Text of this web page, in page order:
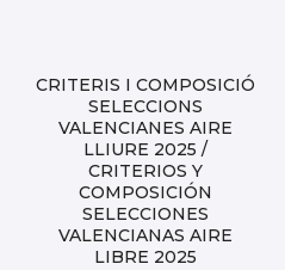
CRITERIS I COMPOSICIÓ
SELECCIONS
VALENCIANES AIRE
LLIURE 2025 /
CRITERIOS Y
COMPOSICIÓN
SELECCIONES
VALENCIANAS AIRE
LIBRE 2025